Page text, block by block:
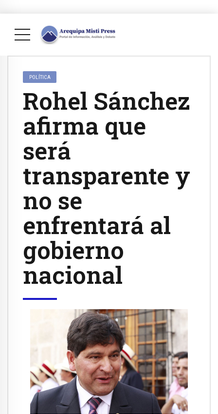
POLÍTICA
Rohel Sánchez
afirma que
será
transparente y
no se
enfrentará al
gobierno
nacional